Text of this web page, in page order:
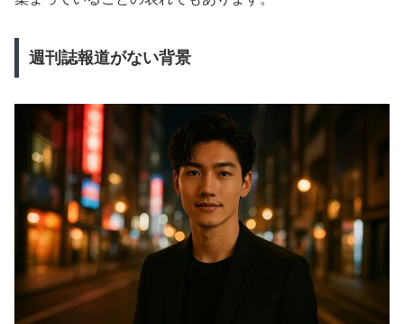
週刊誌報道がない背景